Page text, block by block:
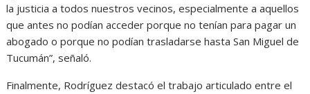
la justicia a todos nuestros vecinos, especialmente a aquellos
que antes no podían acceder porque no tenían para pagar un
abogado o porque no podían trasladarse hasta San Miguel de
Tucumán”, señaló.
Finalmente, Rodríguez destacó el trabajo articulado entre el